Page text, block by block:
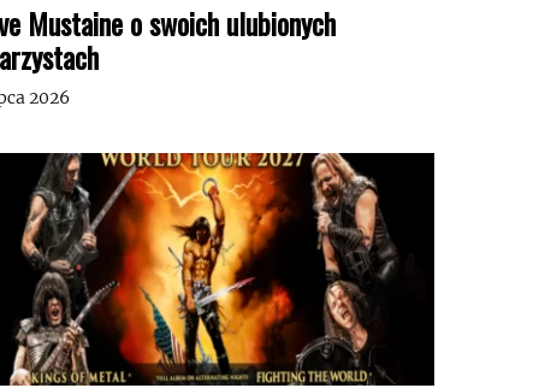
Mustaine o swoich ulubionych
2026